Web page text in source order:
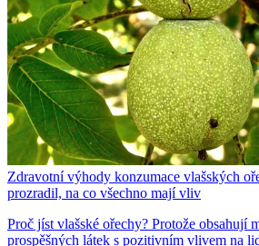
Zdravotní výhody konzumace vlašských
prozradil, na co všechno mají vliv
Proč jíst vlašské ořechy? Protože obsahují
prospěšných látek s pozitivním vlivem na